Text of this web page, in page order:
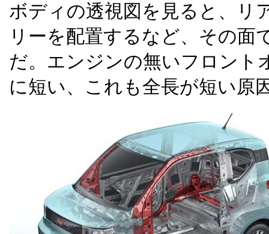
ボディの透視図を見ると、リ
リーを配置するなど、その面
だ。エンジンの無いフロント
に短い、これも全長が短い原